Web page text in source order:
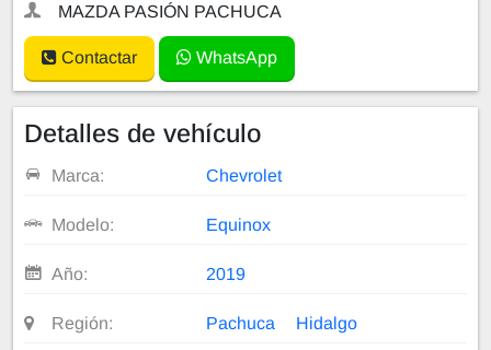
MAZDA PASIÓN PACHUCA
Contactar WhatsApp
Detalles de vehículo
Marca: Chevrolet
Modelo: Equinox
Año: 2019
Región: Pachuca Hidalgo